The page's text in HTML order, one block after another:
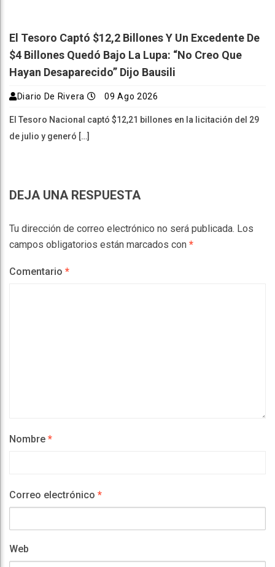
El Tesoro Captó $12,2 Billones Y Un Excedente De
$4 Billones Quedó Bajo La Lupa: “No Creo Que
Hayan Desaparecido” Dijo Bausili
Diario De Rivera 09 Ago 2026
El Tesoro Nacional captó $12,21 billones en la licitación del 29
de julio y generó […]
DEJA UNA RESPUESTA
Tu dirección de correo electrónico no será publicada. Los
campos obligatorios están marcados con *
Comentario *
Nombre *
Correo electrónico *
Web